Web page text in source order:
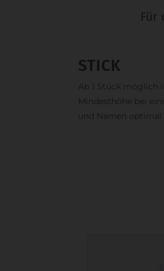
Für
STICK
Ab 1 Stück möglich
Mindesthöhe bei
und Namen optimal.